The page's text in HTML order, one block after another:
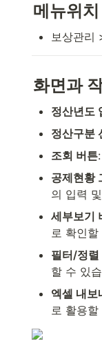
메뉴위치
보상관리
화면과
정산년도
정산구분
조회 버튼
공제현황
의 입력
세부보기
로 확인할
필터/정렬
할 수 있
엑셀 내보
로 활용할